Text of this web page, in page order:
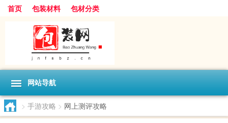
首页 包装材料 包材分类
网站导航
> 手游攻略 > 网上测评攻略